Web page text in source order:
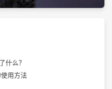
什么？
用方法